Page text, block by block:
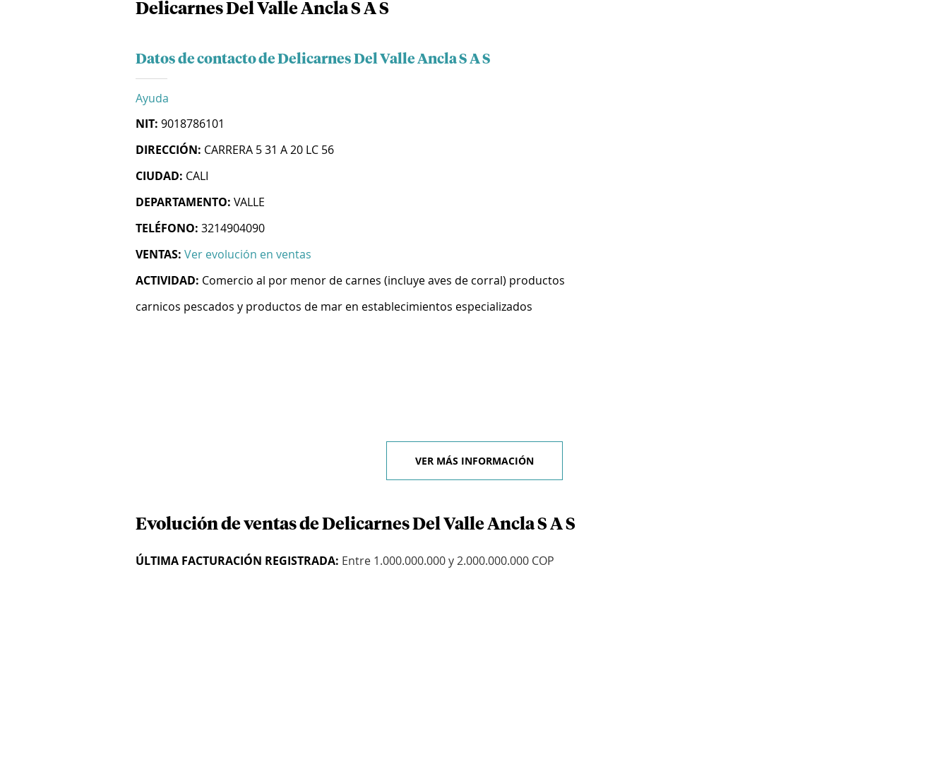
Delicarnes Del Valle Ancla S A S
Datos de contacto de Delicarnes Del Valle Ancla S A S
Ayuda
NIT: 9018786101
DIRECCIÓN: CARRERA 5 31 A 20 LC 56
CIUDAD: CALI
DEPARTAMENTO: VALLE
TELÉFONO: 3214904090
VENTAS: Ver evolución en ventas
ACTIVIDAD: Comercio al por menor de carnes (incluye aves de corral) productos
carnicos pescados y productos de mar en establecimientos especializados
VER MÁS INFORMACIÓN
Evolución de ventas de Delicarnes Del Valle Ancla S A S
ÚLTIMA FACTURACIÓN REGISTRADA: Entre 1.000.000.000 y 2.000.000.000 COP